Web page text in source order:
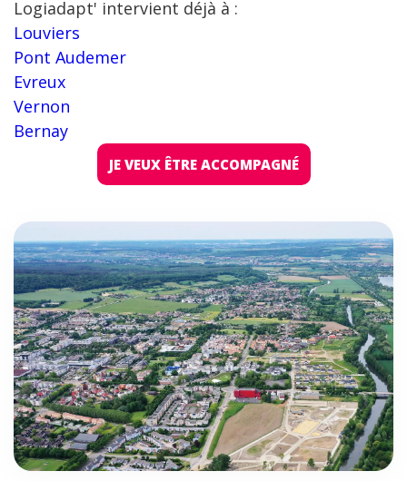
Logiadapt' intervient déjà à :
Louviers
Pont Audemer
Evreux
Vernon
Bernay
JE VEUX ÊTRE ACCOMPAGNÉ